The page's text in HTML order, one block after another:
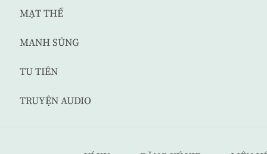
MẠT THẾ
MANH SỦNG
TU TIÊN
TRUYỆN AUDIO